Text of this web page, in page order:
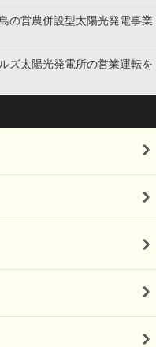
の営農併設型太陽光発電事業
ズ太陽光発電所の営業運転を